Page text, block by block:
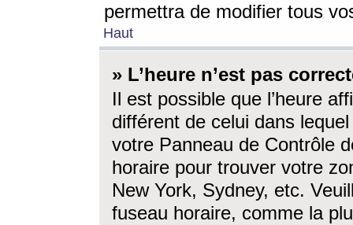
permettra de modifier tous
Haut
» L’heure n’est pas
Il est possible que l’heure
différent de celui dans
votre Panneau de Contrôle
horaire pour trouver votre
New York, Sydney, etc.
fuseau horaire, comme la